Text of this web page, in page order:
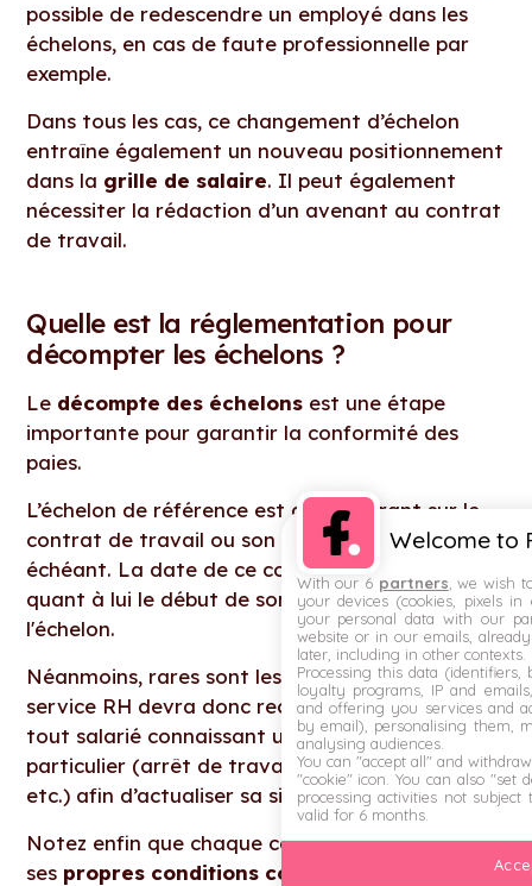
possible de redescendre un employé dans les
échelons, en cas de faute professionnelle par
exemple.
Dans tous les cas, ce changement d’échelon
entraîne également un nouveau positionnement
dans la grille de salaire. Il peut également
nécessiter la rédaction d’un avenant au contrat
de travail.
Quelle est la réglementation pour
décompter les échelons ?
Le décompte des échelons est une étape
importante pour garantir la conformité des
paies.
L’échelon de référence est celui figurant sur le
contrat de travail ou son avenant le cas
échéant. La date de ce contrat marquera
quant à lui le début de son ancienneté dans
l'échelon.
Néanmoins, rares sont les carrières linéaires. Le
service RH devra donc recalculer l’échelon de
tout salarié connaissant un événement
particulier (arrêt de travail, congé parental,
etc.) afin d’actualiser sa situation.
Notez enfin que chaque convention peut fixer
ses propres conditions concernant
Welcome to
With our 6 partners , we wish
your devices (cookies, pixels
your personal data with our
website or in our emails,
later, including in other contexts.
Processing this data (identifiers,
loyalty programs, IP and
and offering you services and
by email), personalising them,
analysing audiences.
You can "accept all" and
"cookie" icon . You can also "set
processing activities not subject
valid for 6 months.